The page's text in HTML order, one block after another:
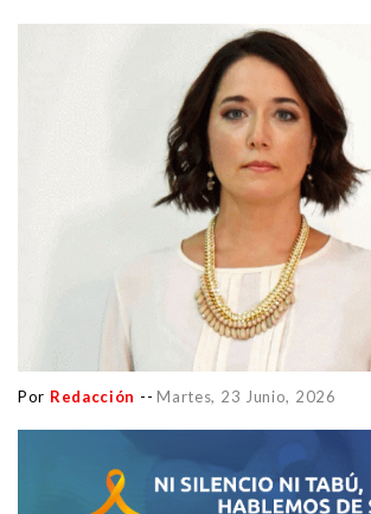
Por Redacción -- Martes, 23 Junio, 2026